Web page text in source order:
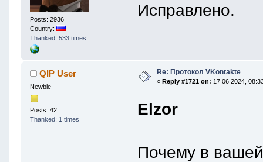
Posts: 2936
Country:
Thanked: 533 times
Исправлено.
QIP User
Newbie
Posts: 42
Thanked: 1 times
Re: Протокол VKontakte
« Reply #1721 on: 17 06 2024,
Elzor
Почему в